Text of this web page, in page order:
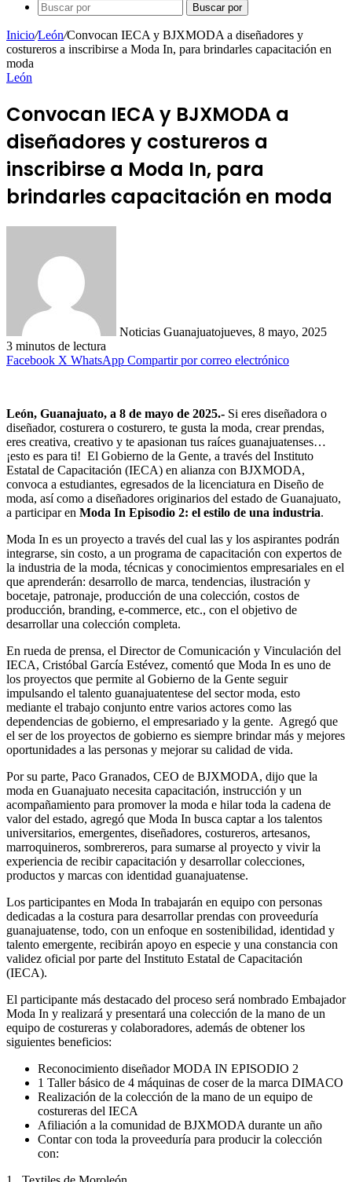
Buscar por
Inicio/León/Convocan IECA y BJXMODA a diseñadores y
costureros a inscribirse a Moda In, para brindarles capacitación en
moda
León
Convocan IECA y BJXMODA a
diseñadores y costureros a
inscribirse a Moda In, para
brindarles capacitación en moda
Noticias Guanajuatojueves, 8 mayo, 2025
3 minutos de lectura
Facebook X WhatsApp Compartir por correo electrónico
León, Guanajuato, a 8 de mayo de 2025.- Si eres diseñadora o
diseñador, costurera o costurero, te gusta la moda, crear prendas,
eres creativa, creativo y te apasionan tus raíces guanajuatenses…
¡esto es para ti! El Gobierno de la Gente, a través del Instituto
Estatal de Capacitación (IECA) en alianza con BJXMODA,
convoca a estudiantes, egresados de la licenciatura en Diseño de
moda, así como a diseñadores originarios del estado de Guanajuato,
a participar en Moda In Episodio 2: el estilo de una industria.
Moda In es un proyecto a través del cual las y los aspirantes podrán
integrarse, sin costo, a un programa de capacitación con expertos de
la industria de la moda, técnicas y conocimientos empresariales en el
que aprenderán: desarrollo de marca, tendencias, ilustración y
bocetaje, patronaje, producción de una colección, costos de
producción, branding, e-commerce, etc., con el objetivo de
desarrollar una colección completa.
En rueda de prensa, el Director de Comunicación y Vinculación del
IECA, Cristóbal García Estévez, comentó que Moda In es uno de
los proyectos que permite al Gobierno de la Gente seguir
impulsando el talento guanajuatentese del sector moda, esto
mediante el trabajo conjunto entre varios actores como las
dependencias de gobierno, el empresariado y la gente. Agregó que
el ser de los proyectos de gobierno es siempre brindar más y mejores
oportunidades a las personas y mejorar su calidad de vida.
Por su parte, Paco Granados, CEO de BJXMODA, dijo que la
moda en Guanajuato necesita capacitación, instrucción y un
acompañamiento para promover la moda e hilar toda la cadena de
valor del estado, agregó que Moda In busca captar a los talentos
universitarios, emergentes, diseñadores, costureros, artesanos,
marroquineros, sombrereros, para sumarse al proyecto y vivir la
experiencia de recibir capacitación y desarrollar colecciones,
productos y marcas con identidad guanajuatense.
Los participantes en Moda In trabajarán en equipo con personas
dedicadas a la costura para desarrollar prendas con proveeduría
guanajuatense, todo, con un enfoque en sostenibilidad, identidad y
talento emergente, recibirán apoyo en especie y una constancia con
validez oficial por parte del Instituto Estatal de Capacitación
(IECA).
El participante más destacado del proceso será nombrado Embajador
Moda In y realizará y presentará una colección de la mano de un
equipo de costureras y colaboradores, además de obtener los
siguientes beneficios:
Reconocimiento diseñador MODA IN EPISODIO 2
1 Taller básico de 4 máquinas de coser de la marca DIMACO
Realización de la colección de la mano de un equipo de
costureras del IECA
Afiliación a la comunidad de BJXMODA durante un año
Contar con toda la proveeduría para producir la colección
con: